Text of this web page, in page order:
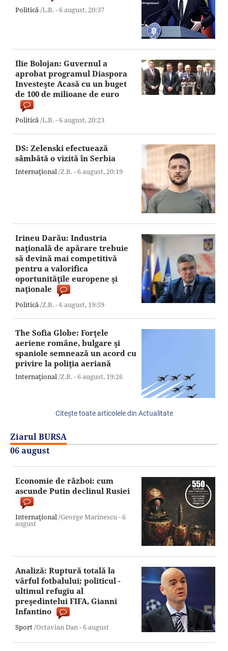
Politică/L.B. -6 august,20:37
Ilie Bolojan: Guvernul a
aprobat programul Diaspora
Investeşte Acasă cu un buget
de 100 de milioane de euro
Politică/L.B. -6 august,20:23
DS: Zelenski efectuează
sâmbătă o vizită în Serbia
Internaţional/Z.B. -6 august,20:19
Irineu Darău: Industria
naţională de apărare trebuie
să devină mai competitivă
pentru a valorifica
oportunităţile europene şi
naţionale
Politică/Z.B. -6 august, 19:59
The Sofia Globe: Forţele
aeriene române, bulgare şi
spaniole semnează un acord cu
privire la poliţia aeriană
Internaţional/Z.B. -6 august, 19:26
Citeşte toate articolele din Actualitate
Ziarul BURSA
06 august
Economie de război: cum
ascunde Putin declinul Rusiei
Internaţional/George Marinescu -6
august
Analiză: Ruptură totală la
vârful fotbalului; politicul -
ultimul refugiu al
preşedintelui FIFA, Gianni
Infantino
Sport/Octavian Dan -6 august